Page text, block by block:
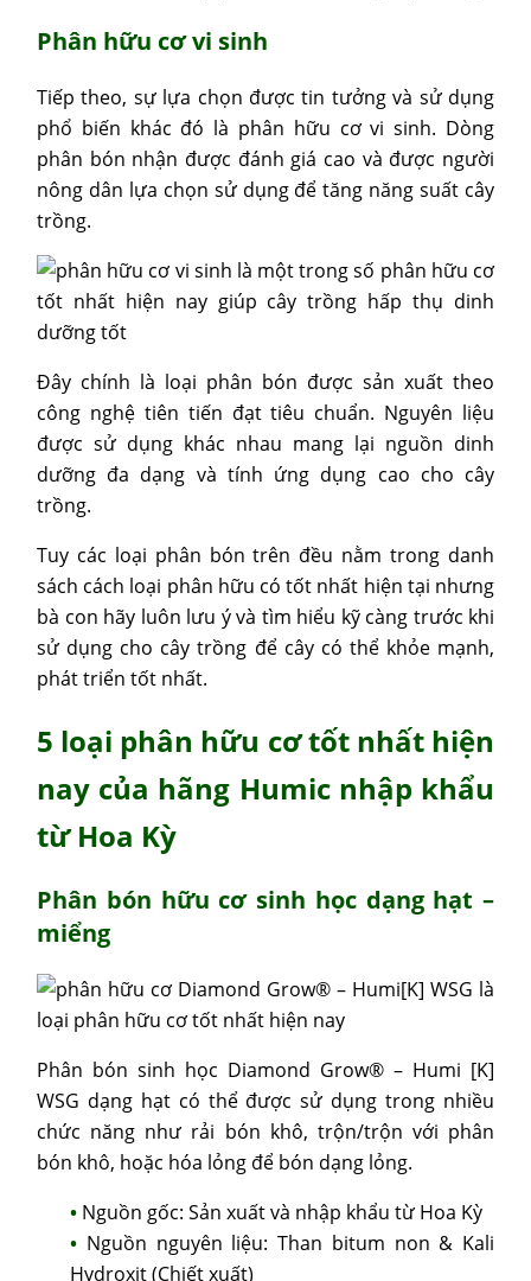
Phân hữu cơ vi sinh
Tiếp theo, sự lựa chọn được tin tưởng và sử dụng
phổ biến khác đó là phân hữu cơ vi sinh. Dòng
phân bón nhận được đánh giá cao và được người
nông dân lựa chọn sử dụng để tăng năng suất cây
trồng.
Đây chính là loại phân bón được sản xuất theo
công nghệ tiên tiến đạt tiêu chuẩn. Nguyên liệu
được sử dụng khác nhau mang lại nguồn dinh
dưỡng đa dạng và tính ứng dụng cao cho cây
trồng.
Tuy các loại phân bón trên đều nằm trong danh
sách cách loại phân hữu có tốt nhất hiện tại nhưng
bà con hãy luôn lưu ý và tìm hiểu kỹ càng trước khi
sử dụng cho cây trồng để cây có thể khỏe mạnh,
phát triển tốt nhất.
5 loại phân hữu cơ tốt nhất hiện
nay của hãng Humic nhập khẩu
từ Hoa Kỳ
Phân bón hữu cơ sinh học dạng hạt –
miểng
Phân bón sinh học Diamond Grow® – Humi [K]
WSG dạng hạt có thể được sử dụng trong nhiều
chức năng như rải bón khô, trộn/trộn với phân
bón khô, hoặc hóa lỏng để bón dạng lỏng.
Nguồn gốc: Sản xuất và nhập khẩu từ Hoa Kỳ
Nguồn nguyên liệu: Than bitum non & Kali
Hydroxit (Chiết xuất)